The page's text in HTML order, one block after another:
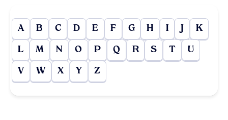
A B C D E F G H I J K
L M N O P Q R S T U
V W X Y Z